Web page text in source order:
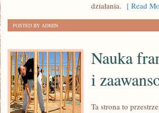
działania. [ Read
POSTED BY ADMIN
Nauka
i
Ta strona to